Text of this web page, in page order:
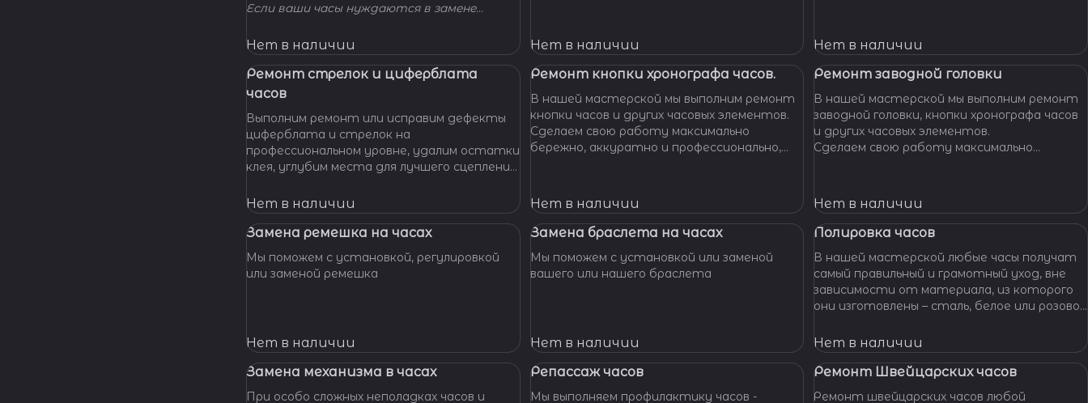
Если ваши часы нуждаются в замене
нашу мастерскую! Наши мастера с
удовольствием помогут вам решить
вашу проблему и произведут замену
батарейки профессионально, быстро,
Нет в наличии Нет в наличии
освежаем их внешний вид,
Нет в наличии
Ремонт стрелок и циферблата
часов
Выполним ремонт или исправим дефекты
циферблата и стрелок на
профессиональном уровне, удалим остатки
клея, углубим места для лучшего сцепления
стрелки, метки, камни. Восстановим
крепления циферблата к механизму.
Нет в наличии
Ремонт кнопки хронографа часов.
В нашей мастерской мы выполним ремонт
кнопки часов и других часовых элементов.
Сделаем свою работу максимально
бережно, аккуратно и профессионально,
Нет в наличии
Ремонт заводной головки
В нашей мастерской мы выполним ремонт
заводной головки, кнопки хронографа часов
и других часовых элементов.
Сделаем свою работу максимально
Нет в наличии
Замена ремешка на часах
Мы поможем с установкой, регулировкой
или заменой ремешка
Нет в наличии
Замена браслета на часах
Мы поможем с установкой или заменой
вашего или нашего браслета
Нет в наличии
Полировка часов
В нашей мастерской любые часы получат
самый правильный и грамотный уход, вне
зависимости от материала, из которого
они изготовлены – сталь, белое или розовое
специалисты отполируют практически
любой материал.
Нет в наличии
Замена механизма в часах
При особо сложных неполадках часов и
Репассаж часов
Мы выполняем профилактику часов -
Ремонт Швейцарских часов
Ремонт швейцарских часов любой